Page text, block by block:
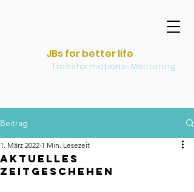
JBs for better life
Transformations-Mentoring
Beitrag
Aktuelles
Zeitgeschehen
1. März 2022 1 Min. Lesezeit